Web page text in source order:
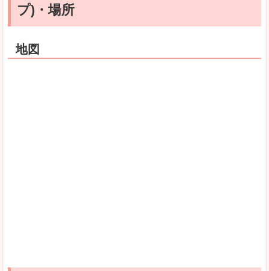
プ)・場所
地図